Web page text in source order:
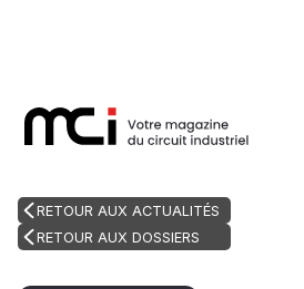
RETOUR AUX ACTUALITÉS
RETOUR AUX DOSSIERS